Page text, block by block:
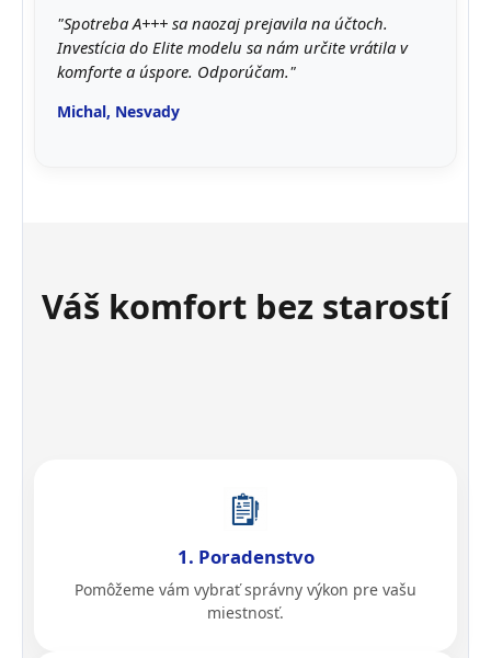
"Spotreba A+++ sa naozaj prejavila na účtoch.
Investícia do Elite modelu sa nám určite vrátila v
komforte a úspore. Odporúčam."
Michal, Nesvady
Váš komfort bez starostí
1. Poradenstvo
Pomôžeme vám vybrať správny výkon pre vašu
miestnosť.